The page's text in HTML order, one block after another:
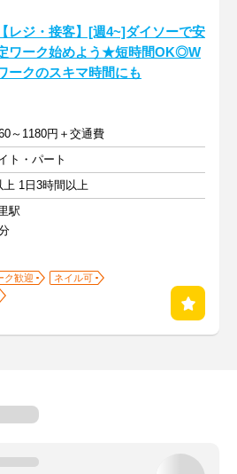
【レジ・接客】[週4~]ダイソーで安
ワーク始めよう★短時間OK◎W
ークのスキマ時間にも
～1180円＋交通費
ト・パート
上 1日3時間以上
駅
ク歓迎
ネイル可